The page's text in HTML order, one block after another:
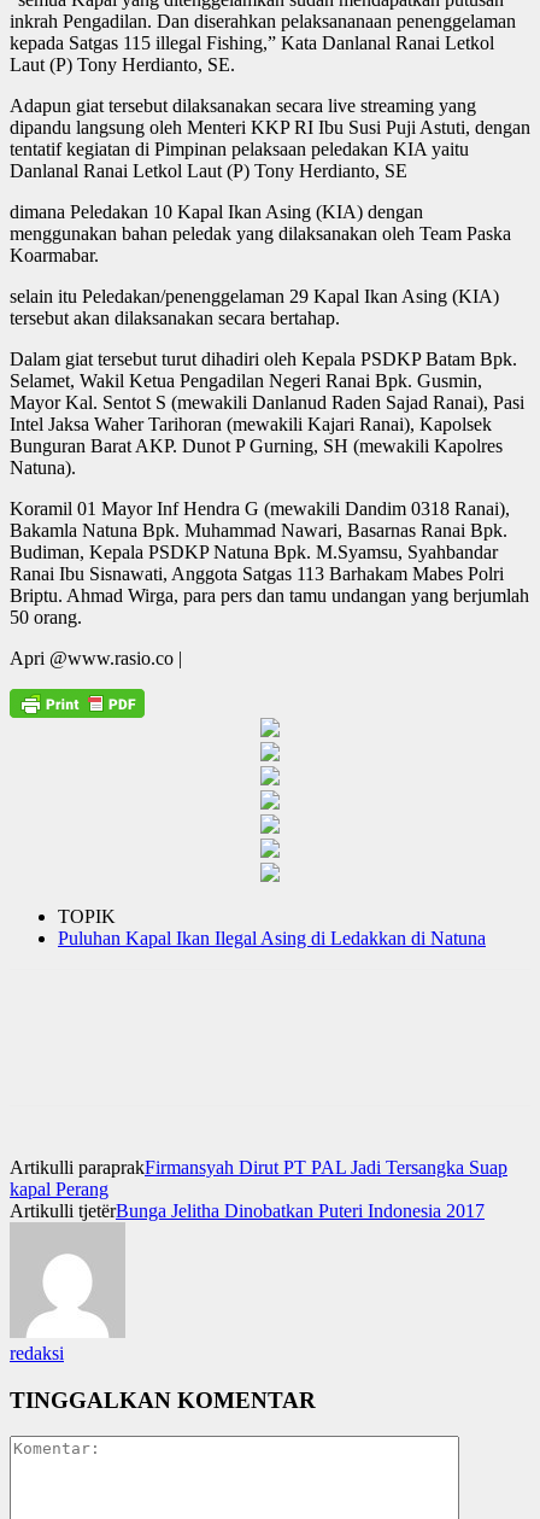
inkrah Pengadilan. Dan diserahkan pelaksananaan penenggelaman
kepada Satgas 115 illegal Fishing,” Kata Danlanal Ranai Letkol
Laut (P) Tony Herdianto, SE.
Adapun giat tersebut dilaksanakan secara live streaming yang
dipandu langsung oleh Menteri KKP RI Ibu Susi Puji Astuti, dengan
tentatif kegiatan di Pimpinan pelaksaan peledakan KIA yaitu
Danlanal Ranai Letkol Laut (P) Tony Herdianto, SE
dimana Peledakan 10 Kapal Ikan Asing (KIA) dengan
menggunakan bahan peledak yang dilaksanakan oleh Team Paska
Koarmabar.
selain itu Peledakan/penenggelaman 29 Kapal Ikan Asing (KIA)
tersebut akan dilaksanakan secara bertahap.
Dalam giat tersebut turut dihadiri oleh Kepala PSDKP Batam Bpk.
Selamet, Wakil Ketua Pengadilan Negeri Ranai Bpk. Gusmin,
Mayor Kal. Sentot S (mewakili Danlanud Raden Sajad Ranai), Pasi
Intel Jaksa Waher Tarihoran (mewakili Kajari Ranai), Kapolsek
Bunguran Barat AKP. Dunot P Gurning, SH (mewakili Kapolres
Natuna).
Koramil 01 Mayor Inf Hendra G (mewakili Dandim 0318 Ranai),
Bakamla Natuna Bpk. Muhammad Nawari, Basarnas Ranai Bpk.
Budiman, Kepala PSDKP Natuna Bpk. M.Syamsu, Syahbandar
Ranai Ibu Sisnawati, Anggota Satgas 113 Barhakam Mabes Polri
Briptu. Ahmad Wirga, para pers dan tamu undangan yang berjumlah
50 orang.
Apri @www.rasio.co |
TOPIK
Puluhan Kapal Ikan Ilegal Asing di Ledakkan di Natuna
Artikulli paraprakFirmansyah Dirut PT PAL Jadi Tersangka Suap
kapal Perang
Artikulli tjetërBunga Jelitha Dinobatkan Puteri Indonesia 2017
redaksi
TINGGALKAN KOMENTAR